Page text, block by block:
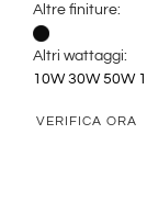
Altre finiture:
Altri wattaggi:
10W 30W 50W
VERIFICA ORA